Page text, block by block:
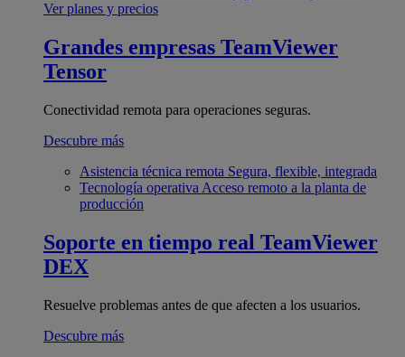
Ver planes y precios
Grandes empresas TeamViewer
Tensor
Conectividad remota para operaciones seguras.
Descubre más
Asistencia técnica remota Segura, flexible, integrada
Tecnología operativa Acceso remoto a la planta de
producción
Soporte en tiempo real TeamViewer
DEX
Resuelve problemas antes de que afecten a los usuarios.
Descubre más